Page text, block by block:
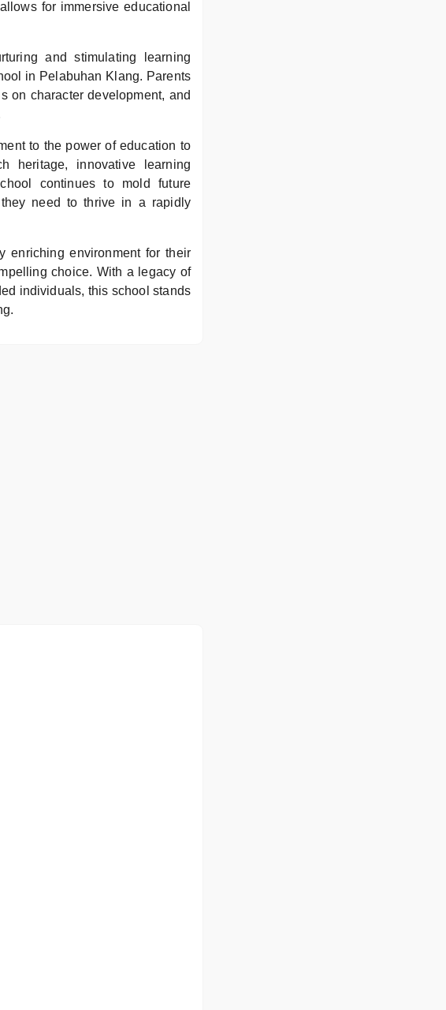
for immersive educational
and stimulating learning
in Pelabuhan Klang. Parents
on character development, and
to the power of education to
heritage, innovative learning
continues to mold future
need to thrive in a rapidly
enriching environment for their
choice. With a legacy of
individuals, this school stands